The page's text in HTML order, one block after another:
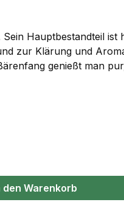
Hauptbestandteil
zur Klärung und
genießt man
den Warenkorb